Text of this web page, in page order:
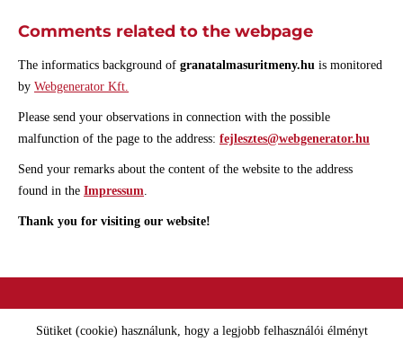
Comments related to the webpage
The informatics background of granatalmasuritmeny.hu is monitored
by Webgenerator Kft.
Please send your observations in connection with the possible
malfunction of the page to the address: fejlesztes@webgenerator.hu
Send your remarks about the content of the website to the address
found in the Impressum.
Thank you for visiting our website!
Sütiket (cookie) használunk, hogy a legjobb felhasználói élményt